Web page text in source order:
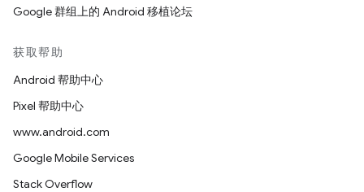
Google 群组上的 Android 移植论坛
获取帮助
Android 帮助中心
Pixel 帮助中心
www.android.com
Google Mobile Services
Stack Overflow